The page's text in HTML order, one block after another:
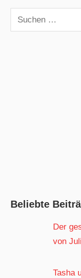
Suchen
nach:
Beliebte
Der
von
Tasha